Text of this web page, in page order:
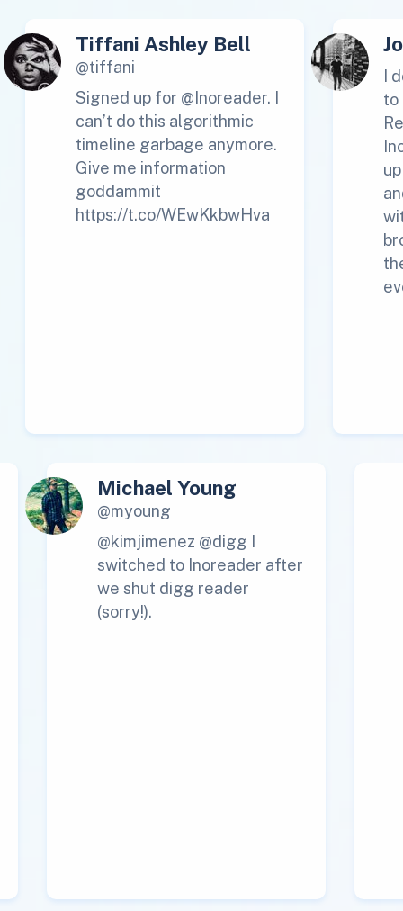
Tiffani Ashley Bell
@tiffani
Signed up for @Inoreader. I
can’t do this algorithmic
timeline garbage anymore.
Give me information
goddammit
https://t.co/WEwKkbwHva
I
to
Michael Young
@myoung
@kimjimenez @digg I
switched to Inoreader after
we shut digg reader
(sorry!).